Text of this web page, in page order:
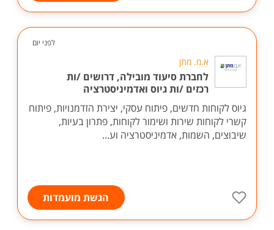
לפני יום
א.מ. מתן
לחברת סיעוד מובילה, דרושים /ות
רכזים /ות גיוס ואדמיניסטרציה
גיוס לקוחות חדשים, פיתוח עסקי, יצירת הזדמנויות, פיתוח
קשרי לקוחות שירות ושימור לקוחות, פתרון בעיות,
שיבוצים, השמות, אדמיניסטרציה וע...
הגשת מועמדות